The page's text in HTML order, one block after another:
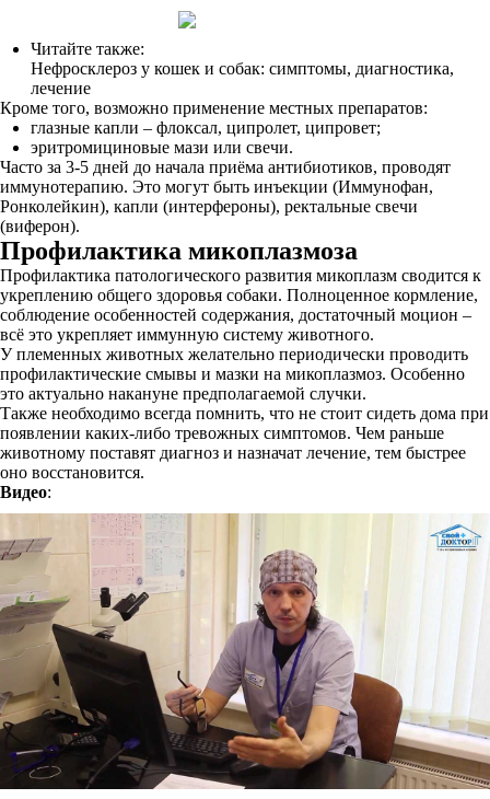
Читайте также:
Нефросклероз у кошек и собак: симптомы, диагностика,
лечение
Кроме того, возможно применение местных препаратов:
глазные капли – флоксал, ципролет, ципровет;
эритромициновые мази или свечи.
Часто за 3-5 дней до начала приёма антибиотиков, проводят
иммунотерапию. Это могут быть инъекции (Иммунофан,
Ронколейкин), капли (интерфероны), ректальные свечи
(виферон).
Профилактика микоплазмоза
Профилактика патологического развития микоплазм сводится к
укреплению общего здоровья собаки. Полноценное кормление,
соблюдение особенностей содержания, достаточный моцион –
всё это укрепляет иммунную систему животного.
У племенных животных желательно периодически проводить
профилактические смывы и мазки на микоплазмоз. Особенно
это актуально накануне предполагаемой случки.
Также необходимо всегда помнить, что не стоит сидеть дома при
появлении каких-либо тревожных симптомов. Чем раньше
животному поставят диагноз и назначат лечение, тем быстрее
оно восстановится.
Видео: